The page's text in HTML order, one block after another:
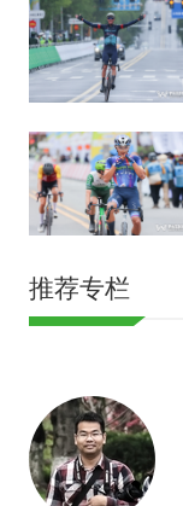
推荐专栏